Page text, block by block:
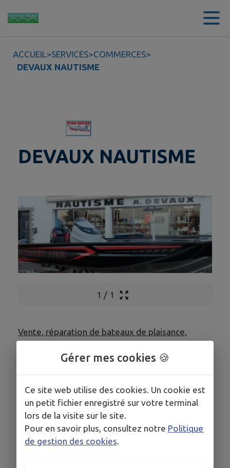
Contenu
ACCUEIL>SERVICES>COMMERCES>
DEVAUX NAUTISME
DEVAUX NAUTISME
1 / 1
Vente, réparation de bateaux de plaisance,
1968.
Notre magasin s'efforce de répondre à vos
exigences.
Compétences professionnelles, sérieux sont
Gérer mes cookies 🍪
Ce site web utilise des cookies. Un cookie est
un petit fichier enregistré sur votre terminal
lors de la visite sur le site.
Pour en savoir plus, consultez notre Politique
de gestion des cookies